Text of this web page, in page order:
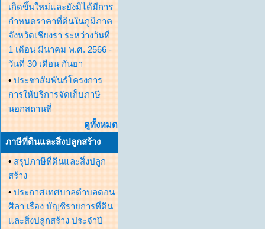
เกิดขึ้นใหม่และยังมิได้มีการ
กำหนดราคาที่ดินในภูมิภาค
จังหวัดเชียงรา ระหว่างวันที่
1 เดือน มีนาคม พ.ศ. 2566 -
วันที่ 30 เดือน กันยา
• ประชาสัมพันธ์โครงการ
การให้บริการจัดเก็บภาษี
นอกสถานที่
ดูทั้งหมด
ภาษีที่ดินและสิ่งปลูกสร้าง
• สรุปภาษีที่ดินและสิ่งปลูก
สร้าง
• ประกาศเทศบาลตำบลดอน
ศิลา เรื่อง บัญชีรายการที่ดิน
และสิ่งปลูกสร้าง ประจำปี